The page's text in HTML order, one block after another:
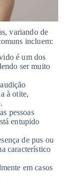
variando de
incluem:
é um dos
ser muito
à otite,
pessoas
entupido
de pus ou
característico
em casos